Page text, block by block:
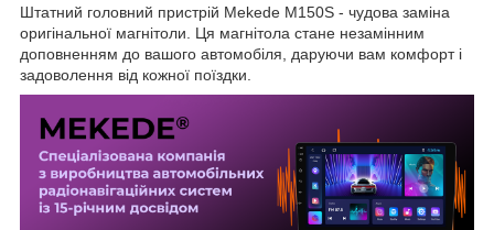
Штатний головний пристрій Mekede M150S - чудова заміна
оригінальної магнітоли. Ця магнітола стане незамінним
доповненням до вашого автомобіля, даруючи вам комфорт і
задоволення від кожної поїздки.